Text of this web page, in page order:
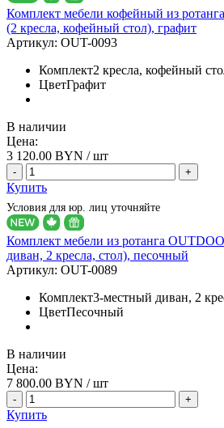
Комплект мебели кофейный из
(2 кресла, кофейный стол), графит
Артикул: OUT-0093
Комплект2 кресла, кофейный
ЦветГрафит
В наличии
Цена:
3 120.00 BYN / шт
- +
Купить
Условия для юр. лиц уточняйте
Комплект мебели из ротанга
диван, 2 кресла, стол), песочный
Артикул: OUT-0089
Комплект3-местный диван, 2
ЦветПесочный
В наличии
Цена:
7 800.00 BYN / шт
- +
Купить